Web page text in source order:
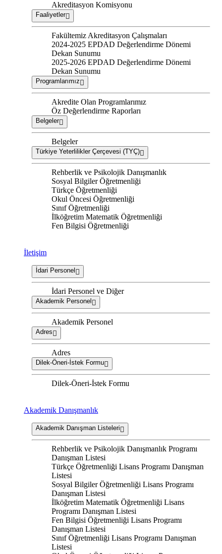
Akreditasyon Komisyonu
Faaliyetler
Fakültemiz Akreditasyon Çalışmaları
2024-2025 EPDAD Değerlendirme Dönemi
Dekan Sunumu
2025-2026 EPDAD Değerlendirme Dönemi
Dekan Sunumu
Programlarımız
Akredite Olan Programlarımız
Öz Değerlendirme Raporları
Belgeler
Belgeler
Türkiye Yeterlilikler Çerçevesi (TYÇ)
Rehberlik ve Psikolojik Danışmanlık
Sosyal Bilgiler Öğretmenliği
Türkçe Öğretmenliği
Okul Öncesi Öğretmenliği
Sınıf Öğretmenliği
İlköğretim Matematik Öğretmenliği
Fen Bilgisi Öğretmenliği
İletişim
İdari Personel
İdari Personel ve Diğer
Akademik Personel
Akademik Personel
Adres
Adres
Dilek-Öneri-İstek Formu
Dilek-Öneri-İstek Formu
Akademik Danışmanlık
Akademik Danışman Listeleri
Rehberlik ve Psikolojik Danışmanlık Programı
Danışman Listesi
Türkçe Öğretmenliği Lisans Programı Danışman
Listesi
Sosyal Bilgiler Öğretmenliği Lisans Programı
Danışman Listesi
İlköğretim Matematik Öğretmenliği Lisans
Programı Danışman Listesi
Fen Bilgisi Öğretmenliği Lisans Programı
Danışman Listesi
Sınıf Öğretmenliği Lisans Programı Danışman
Listesi